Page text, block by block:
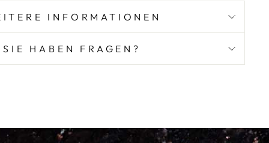
INFORMATIONEN
SIE HABEN FRAGEN?